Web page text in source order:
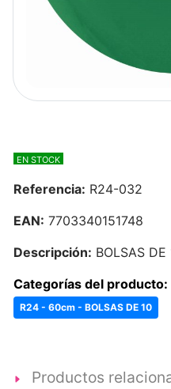
EN STOCK
Referencia: R24-032
EAN: 7703340151748
Descripción: BOLSAS
Categorías del producto:
R24 - 60cm - BOLSAS DE 10
Productos